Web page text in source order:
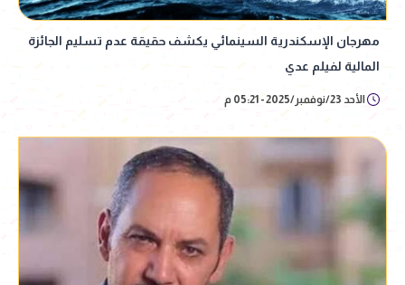
مهرجان الإسكندرية السينمائي يكشف حقيقة عدم تسليم الجائزة
المالية لفيلم عدي
الأحد 23/نوفمبر/2025 - 05:21 م